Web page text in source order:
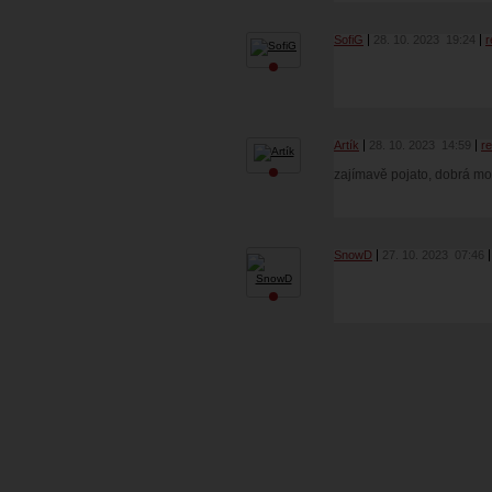
SofiG 28. 10. 2023 19:24
Artík 28. 10. 2023 14:59
zajímavě pojato, dobrá
SnowD 27. 10. 2023 07:46